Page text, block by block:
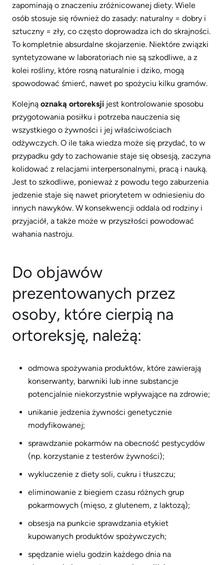
zapominają o znaczeniu zróżnicowanej diety. Wiele
osób stosuje się również do zasady: naturalny = dobry i
sztuczny = zły, co często doprowadza ich do skrajności.
To kompletnie absurdalne skojarzenie. Niektóre związki
syntetyzowane w laboratoriach nie są szkodliwe, a z
kolei rośliny, które rosną naturalnie i dziko, mogą
spowodować śmierć, nawet po spożyciu kilku gramów.
Kolejną oznaką ortoreksji jest kontrolowanie sposobu
przygotowania posiłku i potrzeba nauczenia się
wszystkiego o żywności i jej właściwościach
odżywczych. O ile taka wiedza może się przydać, to w
przypadku gdy to zachowanie staje się obsesją, zaczyna
kolidować z relacjami interpersonalnymi, pracą i nauką.
Jest to szkodliwe, ponieważ z powodu tego zaburzenia
jedzenie staje się nawet priorytetem w odniesieniu do
innych nawyków. W konsekwencji oddala od rodziny i
przyjaciół, a także może w przyszłości powodować
wahania nastroju.
Do objawów
prezentowanych przez
osoby, które cierpią na
ortoreksję, należą:
odmowa spożywania produktów, które zawierają
konserwanty, barwniki lub inne substancje
potencjalnie niekorzystnie wpływające na zdrowie;
unikanie jedzenia żywności genetycznie
modyfikowanej;
sprawdzanie pokarmów na obecność pestycydów
(np. korzystanie z testerów żywności);
wykluczenie z diety soli, cukru i tłuszczu;
eliminowanie z biegiem czasu różnych grup
pokarmowych (mięso, z glutenem, z laktozą);
obsesja na punkcie sprawdzania etykiet
kupowanych produktów spożywczych;
spędzanie wielu godzin każdego dnia na